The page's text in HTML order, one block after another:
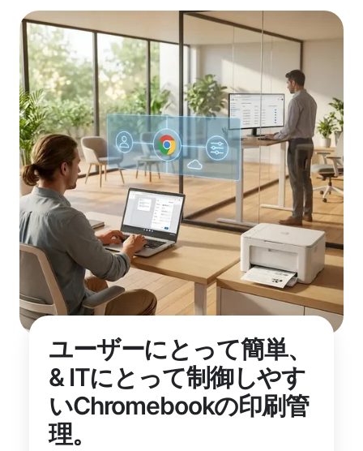
ユーザーにとって簡単、
& ITにとって制御しやす
いChromebookの印刷管
理。